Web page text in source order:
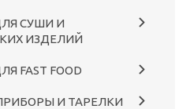
СУШИ И
ИЗДЕЛИЙ
FAST FOOD
И ТАРЕЛКИ